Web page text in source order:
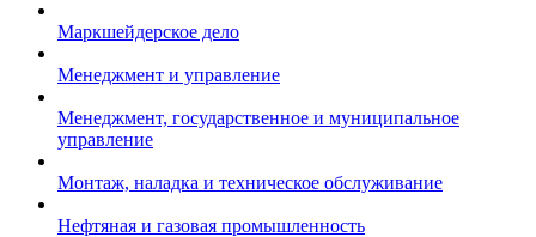
Маркшейдерское дело
Менеджмент и управление
Менеджмент, государственное и муниципальное
управление
Монтаж, наладка и техническое обслуживание
Нефтяная и газовая промышленность